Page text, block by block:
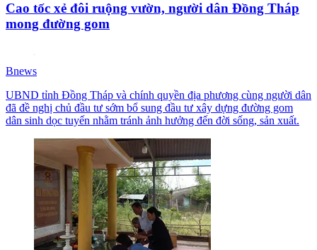
Cao tốc xẻ đôi ruộng vườn, người dân Đồng Tháp
mong đường gom
Bnews
UBND tỉnh Đồng Tháp và chính quyền địa phương cùng người dân
đã đề nghị chủ đầu tư sớm bổ sung đầu tư xây dựng đường gom
dân sinh dọc tuyến nhằm tránh ảnh hưởng đến đời sống, sản xuất.